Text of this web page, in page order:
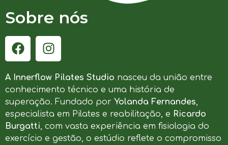
Sobre nós
A Innerflow Pilates Studio nasceu da união entre
conhecimento técnico e uma história de
superação. Fundado por Yolanda Fernandes,
especialista em Pilates e reabilitação, e Ricardo
Burgatti, com vasta experiência em fisiologia do
exercício e gestão, o estúdio reflete o compromisso